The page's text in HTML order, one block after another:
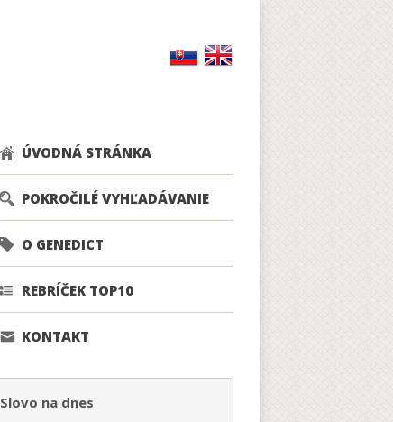
ÚVODNÁ STRÁNKA
POKROČILÉ VYHĽADÁVANIE
O GENEDICT
REBRÍČEK TOP10
KONTAKT
Slovo na dnes